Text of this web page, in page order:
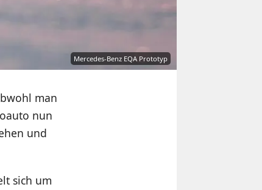
Mercedes-Benz EQA Prototyp
man
nun
und
sich um